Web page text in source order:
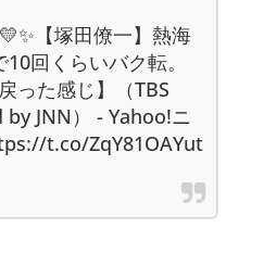
【塚田僚一】熱海
回くらいバク転。
った感じ】（TBS
JNN） - Yahoo!ニ
t.co/ZqY81OAYut